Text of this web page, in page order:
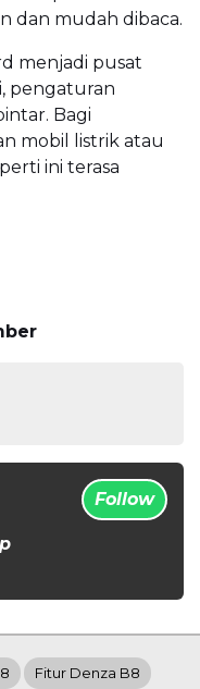
dan mudah dibaca.
menjadi pusat
pengaturan
Bagi
mobil listrik atau
ini terasa
Follow
Fitur Denza B8